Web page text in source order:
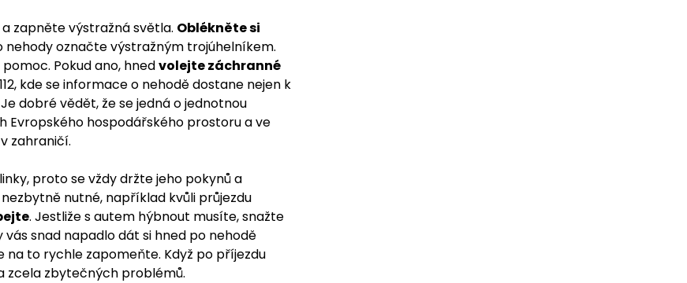
zapněte výstražná světla. Oblékněte si
nehody označte výstražným trojúhelníkem.
Pokud ano, hnedvolejte záchranné
kde se informace o nehodě dostane nejen k
dobré vědět, že se jedná o jednotnou
Evropského hospodářského prostoru a ve
zahraničí.
proto se vždy držte jeho pokynů a
nutné, například kvůli průjezdu
. Jestliže s autem hýbnout musíte, snažte
snad napadlo dát si hned po nehodě
na to rychle zapomeňte. Když po příjezdu
zcela zbytečných problémů.